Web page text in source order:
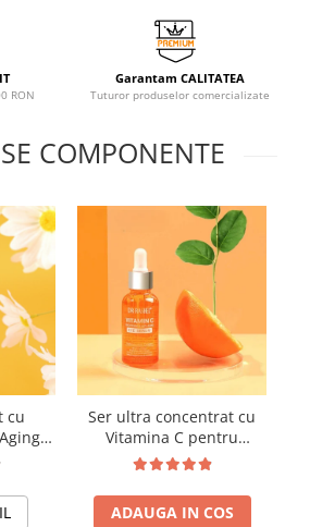
RON
Garantam CALITATEA
Tuturor produselor comercializate
COMPONENTE
cu
&
Ser ultra concentrat cu
Vitamina C pentru
conturul ochilor Vitamin
Aging Eye Serum 30 ml
ADAUGA IN COS